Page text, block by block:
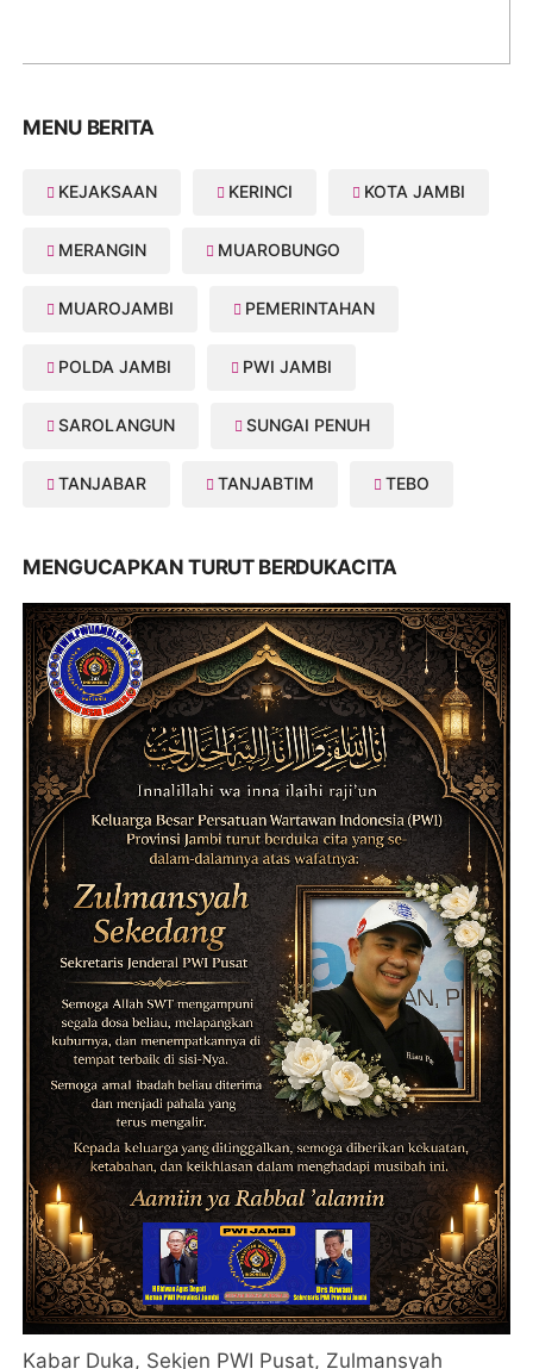
MENU BERITA
KEJAKSAAN KERINCI KOTA JAMBI
MERANGIN MUAROBUNGO
MUAROJAMBI PEMERINTAHAN
POLDA JAMBI PWI JAMBI
SAROLANGUN SUNGAI PENUH
TANJABAR TANJABTIM TEBO
MENGUCAPKAN TURUT BERDUKACITA
Kabar Duka, Sekjen PWI Pusat, Zulmansyah